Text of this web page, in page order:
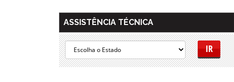
ASSISTÊNCIA TÉCNICA
IR